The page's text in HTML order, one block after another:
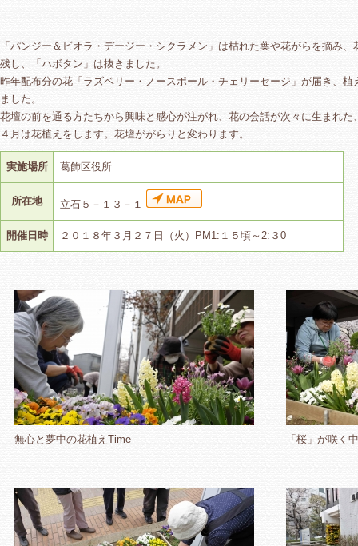
「パンジー＆ビオラ・デージー・シクラメン」は枯れた葉や花がらを摘み
残し、「ハボタン」は抜きました。
昨年配布分の花「ラズベリー・ノースポール・チェリーセージ」が届き、
ました。
花壇の前を通る方たちから興味と感心が注がれ、花の会話が次々に生まれ
４月は花植えをします。花壇ががらりと変わります。
実施場所 葛飾区役所
所在地 立石５－１３－１
開催日時 ２０１８年３月２７日（火）PM1:１５頃～2:３0
無心と夢中の花植えTime 「桜」が咲く